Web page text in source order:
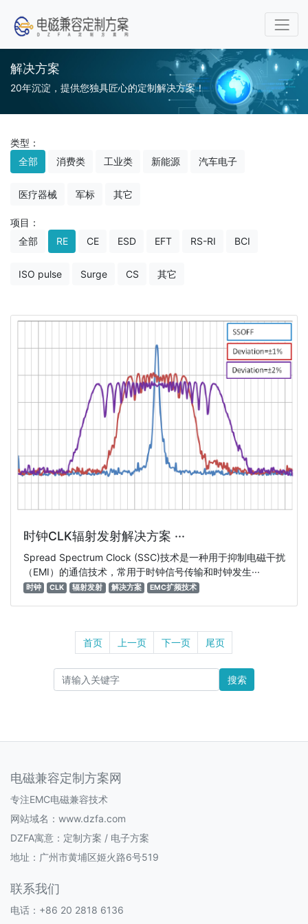
解决方案
20年沉淀，提供您独具匠心的定制解决方案！
类型：
全部
消费类 工业类 新能源 汽车电子
医疗器械 军标 其它
项目：
全部
RE CE ESD EFT RS-RI BCI
ISO pulse Surge CS 其它
时钟CLK辐射发射解决方案 ···
Spread Spectrum Clock (SSC)技术是一种用于抑制电磁干扰
（EMI）的通信技术，常用于时钟信号传输和时钟发生···
时钟 CLK 辐射发射 解决方案 EMC扩频技术
首页 上一页 下一页 尾页
搜索
电磁兼容定制方案网
专注EMC电磁兼容技术
网站域名：www.dzfa.com
DZFA寓意：定制方案 / 电子方案
地址：广州市黄埔区姬火路6号519
联系我们
电话：+86 20 2818 6136